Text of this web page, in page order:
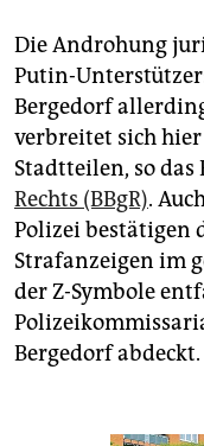
Die Androhung
Putin-
Bergedorf
verbreitet sich
Stadtteilen, so das
Rechts (BBgR).
Polizei bestätigen
Strafanzeigen im
der Z-Symbole
Bergedorf abdeckt.